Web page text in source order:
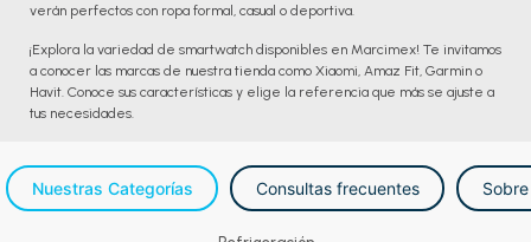
verán perfectos con ropa formal, casual o deportiva.
¡Explora la variedad de smartwatch disponibles en Marcimex! Te invitamos
a conocer las marcas de nuestra tienda como Xiaomi, Amaz Fit, Garmin o
Havit. Conoce sus características y elige la referencia que más se ajuste a
tus necesidades.
Nuestras Categorías Consultas frecuentes